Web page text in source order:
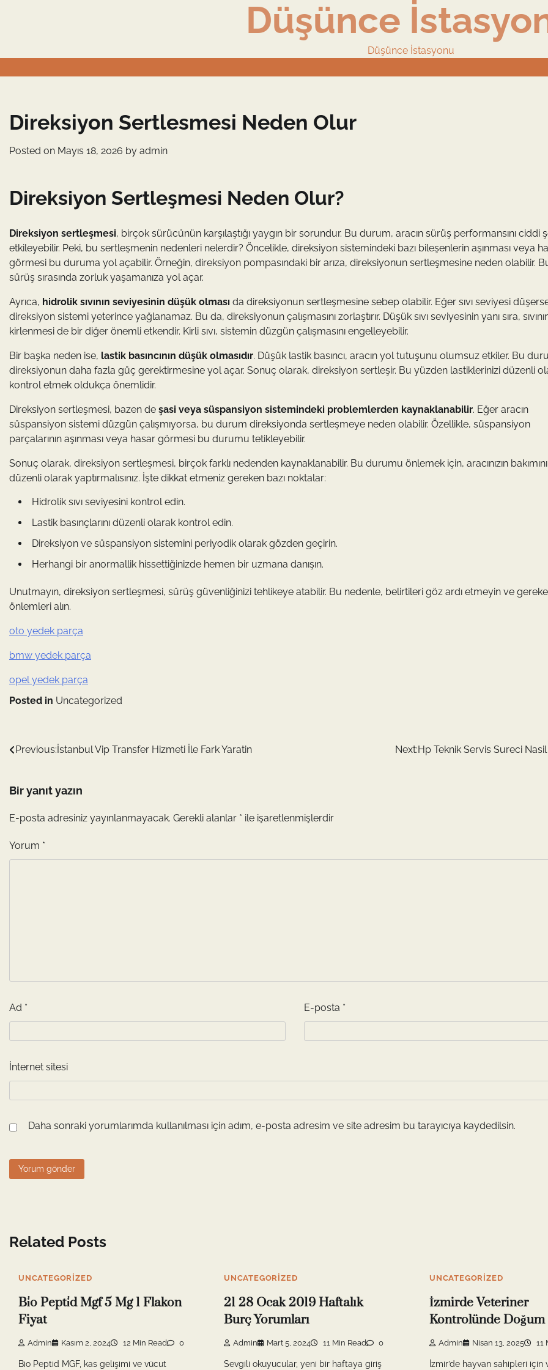
Düşünce
Düşünce İstasyonu
Direksiyon Sertlesmesi Neden Olur
Posted on Mayıs 18, 2026 by admin
Direksiyon Sertleşmesi Neden Olur?
Direksiyon sertleşmesi, birçok sürücünün karşılaştığı yaygın bir sorundur. Bu durum, aracın sürüş performansını ciddi
etkileyebilir. Peki, bu sertleşmenin nedenleri nelerdir? Öncelikle, direksiyon sistemindeki bazı bileşenlerin aşınması veya
görmesi bu duruma yol açabilir. Örneğin, direksiyon pompasındaki bir arıza, direksiyonun sertleşmesine neden olabilir.
sürüş sırasında zorluk yaşamanıza yol açar.
Ayrıca, hidrolik sıvının seviyesinin düşük olması da direksiyonun sertleşmesine sebep olabilir. Eğer sıvı seviyesi
direksiyon sistemi yeterince yağlanamaz. Bu da, direksiyonun çalışmasını zorlaştırır. Düşük sıvı seviyesinin yanı sıra,
kirlenmesi de bir diğer önemli etkendir. Kirli sıvı, sistemin düzgün çalışmasını engelleyebilir.
Bir başka neden ise, lastik basıncının düşük olmasıdır. Düşük lastik basıncı, aracın yol tutuşunu olumsuz etkiler. Bu
direksiyonun daha fazla güç gerektirmesine yol açar. Sonuç olarak, direksiyon sertleşir. Bu yüzden lastiklerinizi düzenli
kontrol etmek oldukça önemlidir.
Direksiyon sertleşmesi, bazen de şasi veya süspansiyon sistemindeki problemlerden kaynaklanabilir. Eğer aracın
süspansiyon sistemi düzgün çalışmıyorsa, bu durum direksiyonda sertleşmeye neden olabilir. Özellikle, süspansiyon
parçalarının aşınması veya hasar görmesi bu durumu tetikleyebilir.
Sonuç olarak, direksiyon sertleşmesi, birçok farklı nedenden kaynaklanabilir. Bu durumu önlemek için, aracınızın bakımını
düzenli olarak yaptırmalısınız. İşte dikkat etmeniz gereken bazı noktalar:
Hidrolik sıvı seviyesini kontrol edin.
Lastik basınçlarını düzenli olarak kontrol edin.
Direksiyon ve süspansiyon sistemini periyodik olarak gözden geçirin.
Herhangi bir anormallik hissettiğinizde hemen bir uzmana danışın.
Unutmayın, direksiyon sertleşmesi, sürüş güvenliğinizi tehlikeye atabilir. Bu nedenle, belirtileri göz ardı etmeyin ve
önlemleri alın.
oto yedek parça
bmw yedek parça
opel yedek parça
Posted in Uncategorized
Yazı
Previous:İstanbul Vip Transfer Hizmeti İle Fark Yaratin Next:Hp Teknik Servis Sureci
Bir yanıt yazın
E-posta adresiniz yayınlanmayacak. Gerekli alanlar * ile işaretlenmişlerdir
Yorum *
Ad * E-posta *
İnternet sitesi
Daha sonraki yorumlarımda kullanılması için adım, e-posta adresim ve site adresim bu tarayıcıya kaydedilsin.
Related Posts
UNCATEGORIZED
Bi̇o Pepti̇d Mgf 5 Mg 1 Flakon
Fiyat
Admin Kasım 2, 2024 12 Min Read 0
Bio Peptid MGF, kas gelişimi ve vücut
UNCATEGORIZED
21 28 Ocak 2019 Haftalık
Burç Yorumları
Admin Mart 5, 2024 11 Min Read 0
Sevgili okuyucular, yeni bir haftaya giriş
UNCATEGORIZED
İzmirde Veteriner
Kontrolünde
Admin Nisan 13, 2025 11
İzmir’de hayvan sahipleri için